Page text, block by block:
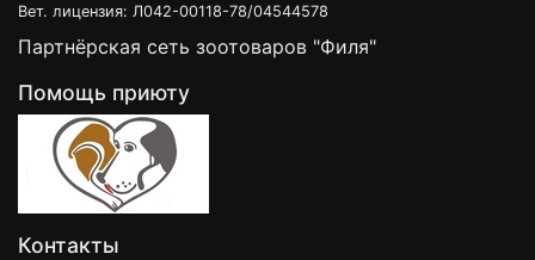
Вет. лицензия: Л042-00118-78/04544578
Партнёрская сеть зоотоваров "Филя"
Помощь приюту
Контакты